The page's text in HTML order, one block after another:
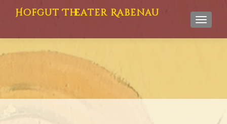
Hofgut Theater Rabenau